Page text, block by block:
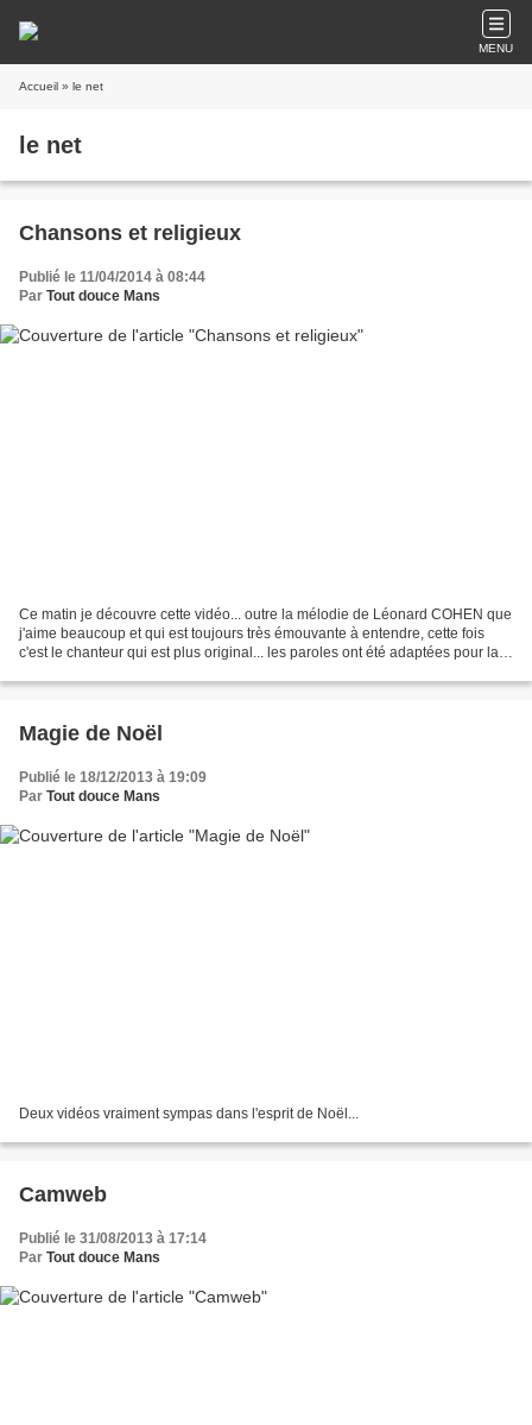
MENU
Accueil » le net
le net
Chansons et religieux
Publié le 11/04/2014 à 08:44
Par Tout douce Mans
Ce matin je découvre cette vidéo... outre la mélodie de Léonard COHEN que
j'aime beaucoup et qui est toujours très émouvante à entendre, cette fois
c'est le chanteur qui est plus original... les paroles ont été adaptées pour la
Magie de Noël
Publié le 18/12/2013 à 19:09
Par Tout douce Mans
Deux vidéos vraiment sympas dans l'esprit de Noël...
Camweb
Publié le 31/08/2013 à 17:14
Par Tout douce Mans